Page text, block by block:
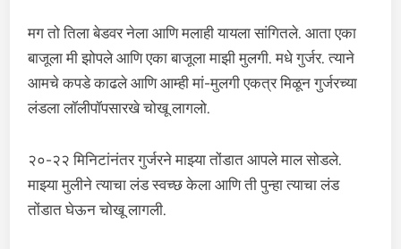
मग तो तिला बेडवर नेला आणि मलाही यायला सांगितले. आता एका
बाजूला मी झोपले आणि एका बाजूला माझी मुलगी. मधे गुर्जर. त्याने
आमचे कपडे काढले आणि आम्ही मां-मुलगी एकत्र मिळून गुर्जरच्या
लंडला लॉलीपॉपसारखे चोखू लागलो.
२०-२२ मिनिटांनंतर गुर्जरने माझ्या तोंडात आपले माल सोडले.
माझ्या मुलीने त्याचा लंड स्वच्छ केला आणि ती पुन्हा त्याचा लंड
तोंडात घेऊन चोखू लागली.